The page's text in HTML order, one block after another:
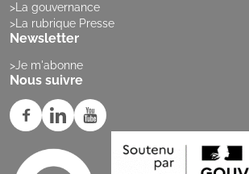
La gouvernance
La rubrique Presse
Newsletter
Je m'abonne
Nous suivre